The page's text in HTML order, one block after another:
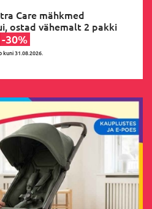
Care mähkmed
ostad vähemalt 2 pakki
-30%
kuni 31.08.2026.